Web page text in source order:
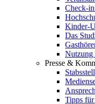
Check-
Kinder-
Das
Nutzung
Presse &
Tipps